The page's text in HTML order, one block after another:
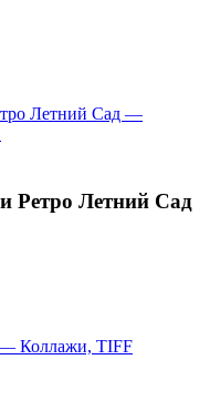
Ретро Летний Сад